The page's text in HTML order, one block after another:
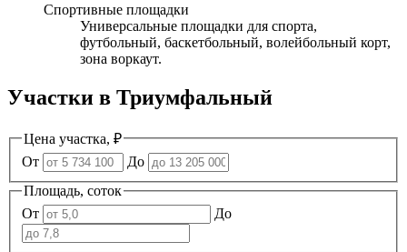
Спортивные площадки
Универсальные площадки для спорта,
футбольный, баскетбольный, волейбольный корт,
зона воркаут.
Участки в Триумфальный
Цена участка, ₽
От
До
Площадь, соток
От
До